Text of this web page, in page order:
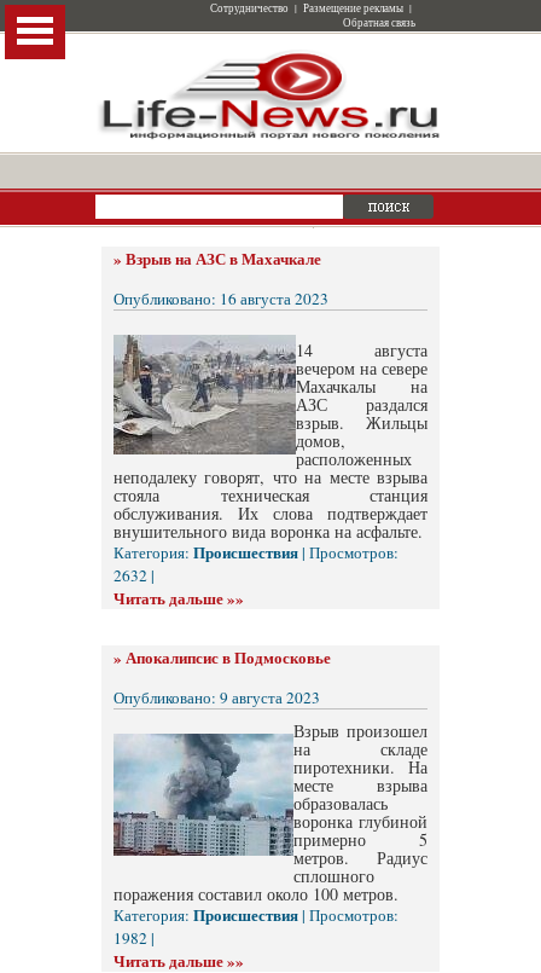
Сотрудничество | Размещение рекламы |
Обратная связь
» Взрыв на АЗС в Махачкале
Опубликовано: 16 августа 2023
14 августа
вечером на севере
Махачкалы на
АЗС раздался
взрыв. Жильцы
домов,
расположенных
неподалеку говорят, что на месте взрыва
стояла техническая станция
обслуживания. Их слова подтверждает
внушительного вида воронка на асфальте.
Категория: Происшествия| Просмотров:
2632 |
Читать дальше »»
» Апокалипсис в Подмосковье
Опубликовано: 9 августа 2023
Взрыв произошел
на складе
пиротехники. На
месте взрыва
образовалась
воронка глубиной
примерно 5
метров. Радиус
сплошного
поражения составил около 100 метров.
Категория: Происшествия| Просмотров:
1982 |
Читать дальше »»